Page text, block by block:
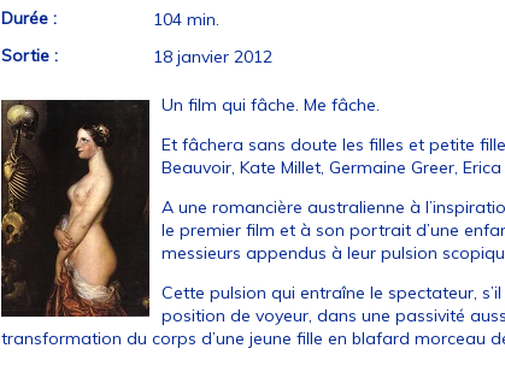
Durée :
104 min.
Sortie :
18 janvier 2012
Un film qui fâche. Me fâche.
Et fâchera sans doute les filles et petite
Beauvoir, Kate Millet, Germaine Greer,
A une romancière australienne à
le premier film et à son portrait d’une
messieurs appendus à leur pulsion
Cette pulsion qui entraîne le spectateur,
position de voyeur, dans une passivité
transformation du corps d’une jeune fille en blafard morceau